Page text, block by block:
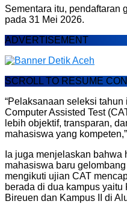
Sementara itu, pendaftaran
pada 31 Mei 2026.
ADVERTISEMENT
SCROLL TO RESUME
“Pelaksanaan seleksi
Computer Assisted Test
lebih objektif, transparan,
mahasiswa yang
Ia juga menjelaskan
mahasiswa baru
mengikuti ujian CAT
berada di dua kampus
Bireuen dan Kampus II di